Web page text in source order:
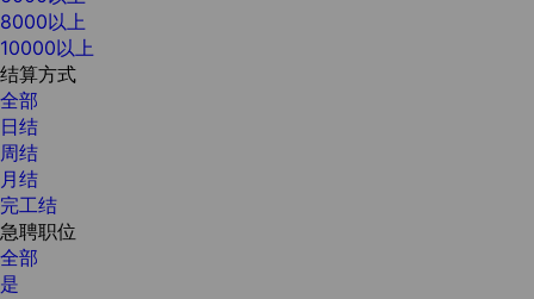
8000以上
10000以上
结算方式
全部
日结
周结
月结
完工结
急聘职位
全部
是